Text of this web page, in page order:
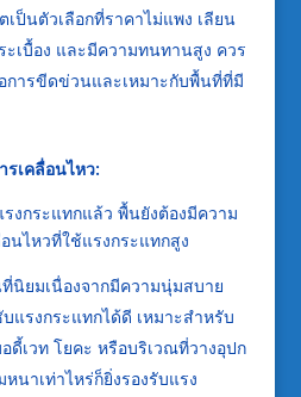
เป็นตัวเลือกที่ราคาไม่แพง เลียน
เบื้อง และมีความทนทานสูง ควร
การขีดข่วนและเหมาะกับพื้นที่ที่มี
รเคลื่อนไหว:
งกระแทกแล้ว พื้นยังต้องมีความ
นไหวที่ใช้แรงกระแทกสูง
นิยมเนื่องจากมีความนุ่มสบาย
แรงกระแทกได้ดี เหมาะสำหรับ
ดี้เวท โยคะ หรือบริเวณที่วางอุปก
นาเท่าไหร่ก็ยิ่งรองรับแรง